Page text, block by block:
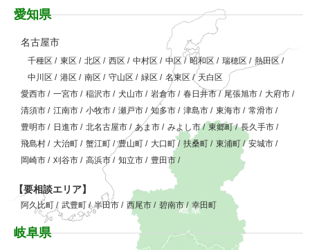
愛知県
名古屋市
千種区 / 東区 / 北区 / 西区 / 中村区 / 中区/ 昭和区 / 瑞穂区 / 熱田区 /
中川区 / 港区 / 南区 / 守山区 / 緑区 / 名東区 / 天白区
愛西市 / 一宮市 / 稲沢市 / 犬山市 / 岩倉市 / 春日井市/ 尾張旭市 / 大府市 /
清須市 / 江南市 / 小牧市 / 瀬戸市 / 知多市 / 津島市 / 東海市 / 常滑市 /
豊明市 / 日進市 / 北名古屋市 / あま市 / みよし市/ 東郷町/ 長久手市 /
飛島村 / 大治町 / 蟹江町 / 豊山町 / 大口町/ 扶桑町 / 東浦町 / 安城市 /
岡崎市 / 刈谷市 / 高浜市 / 知立市 / 豊田市 /
【要相談エリア】
阿久比町 / 武豊町/ 半田市 / 西尾市 / 碧南市/ 幸田町
岐阜県